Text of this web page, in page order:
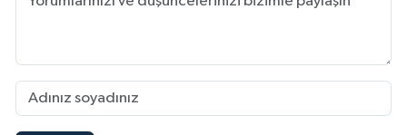
Yozgat Müftülüğü